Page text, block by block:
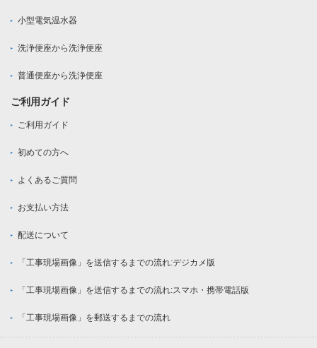
小型電気温水器
洗浄便座から洗浄便座
普通便座から洗浄便座
ご利用ガイド
ご利用ガイド
初めての方へ
よくあるご質問
お支払い方法
配送について
「工事現場画像」を送信するまでの流れ:デジカメ版
「工事現場画像」を送信するまでの流れ:スマホ・携帯電話版
「工事現場画像」を郵送するまでの流れ